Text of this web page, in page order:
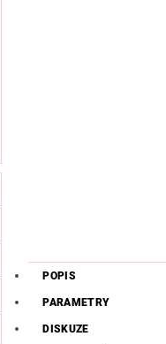
POPIS
PARAMETRY
DISKUZE